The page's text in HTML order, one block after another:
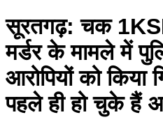
सूरतगढ़: चक
मर्डर के मामले में
आरोपियों को किया
पहले ही हो चुके हैं